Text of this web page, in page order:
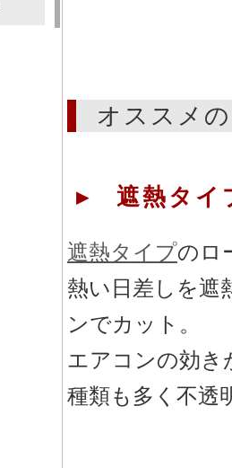
オススメ
▸ 遮熱タイ
遮熱タイプのロ
熱い日差しを遮
ンでカット。
エアコンの効き
種類も多く不透